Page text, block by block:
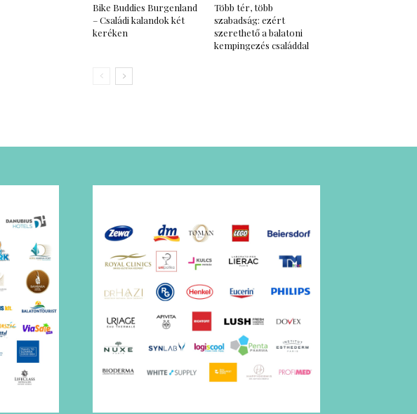
Bike Buddies Burgenland
– Családi kalandok két
keréken
Több tér, több
szabadság: ezért
szerethető a balatoni
kempingezés családdal